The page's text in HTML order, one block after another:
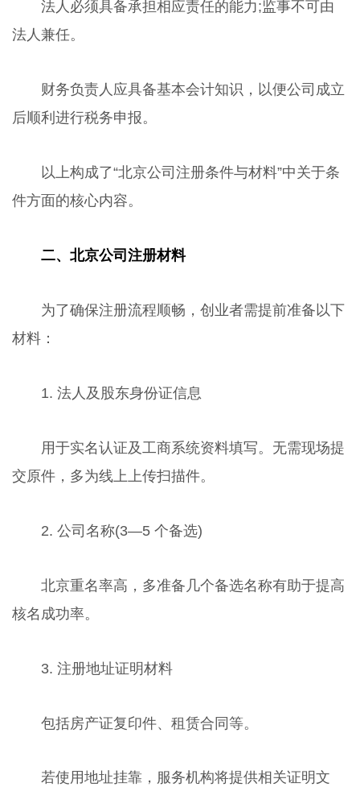
法人必须具备承担相应责任的能力;监事不可由
法人兼任。
财务负责人应具备基本会计知识，以便公司成立
后顺利进行税务申报。
以上构成了“北京公司注册条件与材料”中关于条
件方面的核心内容。
二、北京公司注册材料
为了确保注册流程顺畅，创业者需提前准备以下
材料：
1. 法人及股东身份证信息
用于实名认证及工商系统资料填写。无需现场提
交原件，多为线上上传扫描件。
2. 公司名称(3—5 个备选)
北京重名率高，多准备几个备选名称有助于提高
核名成功率。
3. 注册地址证明材料
包括房产证复印件、租赁合同等。
若使用地址挂靠，服务机构将提供相关证明文